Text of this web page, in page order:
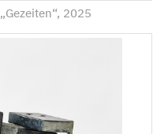
„Gezeiten“, 2025